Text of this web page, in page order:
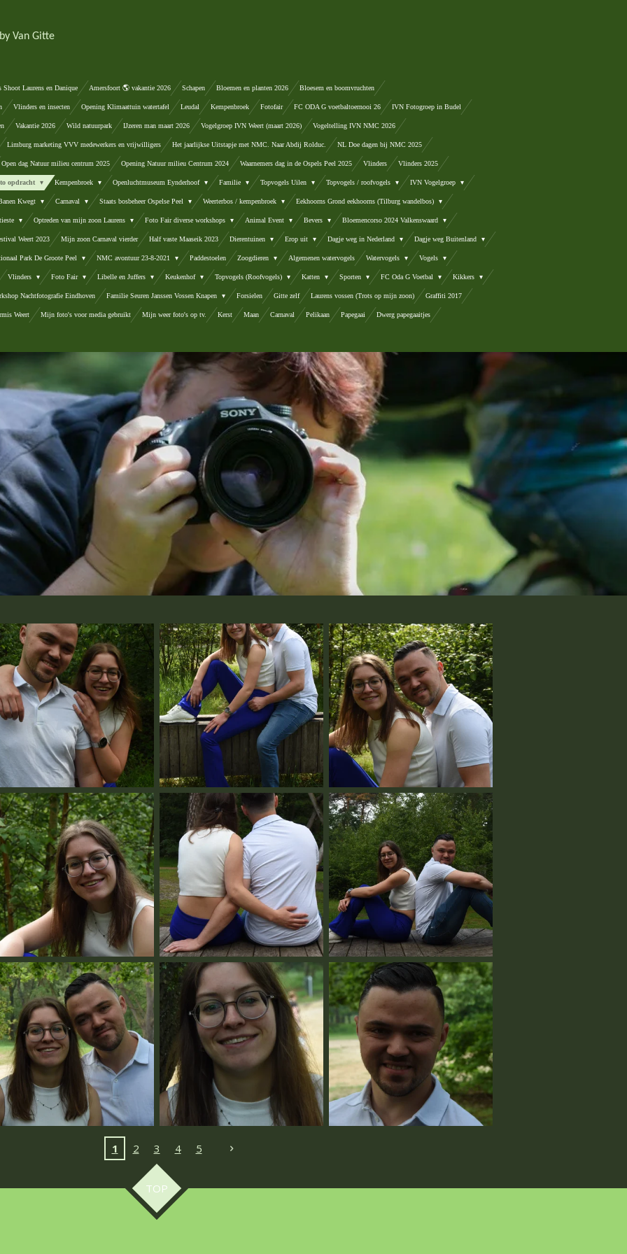
Van Gitte
Shoot Laurens en Danique Amersfoort 🌎 vakantie 2026 Schapen Bloemen en planten 2026 Bloesem en boomvruchten
Vlinders en insecten Opening Klimaattuin watertafel Leudal Kempenbroek Fotofair FC ODA G voetbaltoernooi 26 IVN Fotogroep in Budel
Vakantie 2026 Wild natuurpark IJzeren man maart 2026 Vogelgroep IVN Weert (maart 2026) Vogeltelling IVN NMC 2026
Limburg marketing VVV medewerkers en vrijwilligers Het jaarlijkse Uitstapje met NMC. Naar Abdij Rolduc. NL Doe dagen bij NMC 2025
Open dag Natuur milieu centrum 2025 Opening Natuur milieu Centrum 2024 Waarnemers dag in de Ospels Peel 2025 Vlinders Vlinders 2025
opdracht Kempenbroek Openluchtmuseum Eynderhoof Familie Topvogels Uilen Topvogels / roofvogels IVN Vogelgroep
Kwegt Carnaval Staats bosbeheer Ospelse Peel Weerterbos / kempenbroek Eekhoorns Grond eekhoorns (Tilburg wandelbos)
Optreden van mijn zoon Laurens Foto Fair diverse workshops Animal Event Bevers Bloemencorso 2024 Valkenswaard
Weert 2023 Mijn zoon Carnaval vierder Half vaste Maaseik 2023 Dierentuinen Erop uit Dagje weg in Nederland Dagje weg Buitenland
Park De Groote Peel NMC avontuur 23-8-2021 Paddestoelen Zoogdieren Algemenen watervogels Watervogels Vogels
Vlinders Foto Fair Libelle en Juffers Keukenhof Topvogels (Roofvogels) Katten Sporten FC Oda G Voetbal Kikkers
Nachtfotografie Eindhoven Familie Seuren Janssen Vossen Knapen Forsielen Gitte zelf Laurens vossen (Trots op mijn zoon) Graffiti 2017
Weert Mijn foto's voor media gebruikt Mijn weer foto's op tv. Kerst Maan Carnaval Pelikaan Papegaai Dwerg papegaaitjes
1 2 3 4 5
TOP